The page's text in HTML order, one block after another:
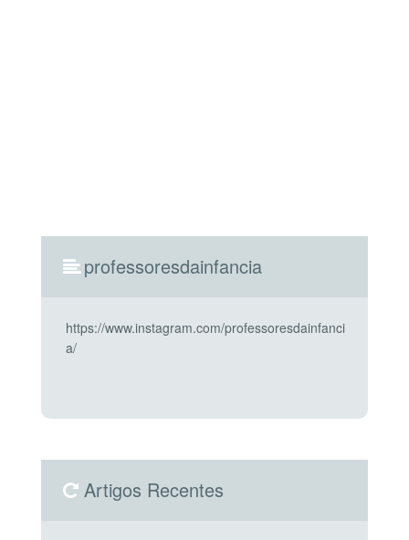
professoresdainfancia
https://www.instagram.com/professoresdainfanci
a/
Artigos Recentes